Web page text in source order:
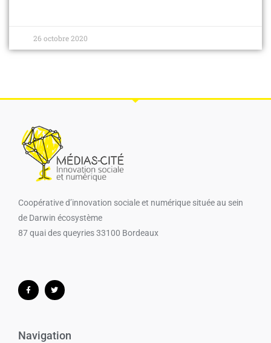
26 octobre 2020
Coopérative d’innovation sociale et numérique​ située au sein
de Darwin écosystème
87 quai des queyries 33100 Bordeaux
Navigation